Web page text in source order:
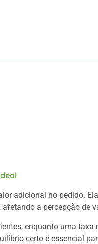
adicional no pedido.
a percepção de
enquanto uma
certo é essencial